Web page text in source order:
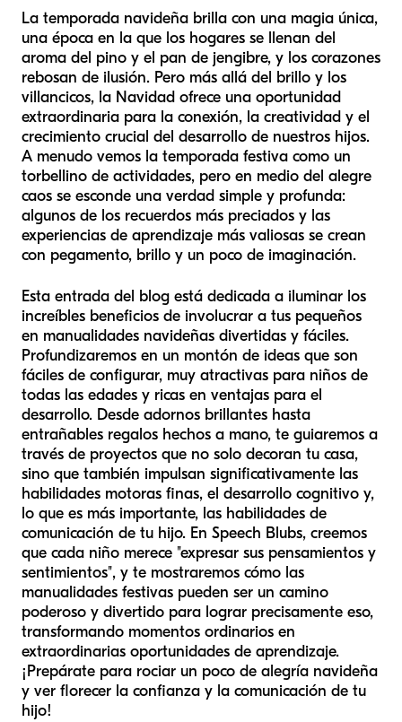
La temporada navideña brilla con una magia única,
una época en la que los hogares se llenan del
aroma del pino y el pan de jengibre, y los corazones
rebosan de ilusión. Pero más allá del brillo y los
villancicos, la Navidad ofrece una oportunidad
extraordinaria para la conexión, la creatividad y el
crecimiento crucial del desarrollo de nuestros hijos.
A menudo vemos la temporada festiva como un
torbellino de actividades, pero en medio del alegre
caos se esconde una verdad simple y profunda:
algunos de los recuerdos más preciados y las
experiencias de aprendizaje más valiosas se crean
con pegamento, brillo y un poco de imaginación.
Esta entrada del blog está dedicada a iluminar los
increíbles beneficios de involucrar a tus pequeños
en manualidades navideñas divertidas y fáciles.
Profundizaremos en un montón de ideas que son
fáciles de configurar, muy atractivas para niños de
todas las edades y ricas en ventajas para el
desarrollo. Desde adornos brillantes hasta
entrañables regalos hechos a mano, te guiaremos a
través de proyectos que no solo decoran tu casa,
sino que también impulsan significativamente las
habilidades motoras finas, el desarrollo cognitivo y,
lo que es más importante, las habilidades de
comunicación de tu hijo. En Speech Blubs, creemos
que cada niño merece "expresar sus pensamientos y
sentimientos", y te mostraremos cómo las
manualidades festivas pueden ser un camino
poderoso y divertido para lograr precisamente eso,
transformando momentos ordinarios en
extraordinarias oportunidades de aprendizaje.
¡Prepárate para rociar un poco de alegría navideña
y ver florecer la confianza y la comunicación de tu
hijo!